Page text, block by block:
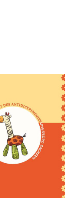
Schrift
vergrößern
Leichte
Sprache